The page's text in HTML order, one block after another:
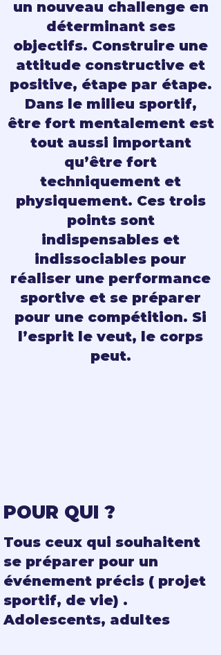
un nouveau challenge en
déterminant ses
objectifs. Construire une
attitude constructive et
positive, étape par étape.
Dans le milieu sportif,
être fort mentalement est
tout aussi important
qu’être fort
techniquement et
physiquement. Ces trois
points sont
indispensables et
indissociables pour
réaliser une performance
sportive et se préparer
pour une compétition. Si
l’esprit le veut, le corps
peut.
POUR QUI ?
Tous ceux qui souhaitent
se préparer pour un
événement précis ( projet
sportif, de vie) .
Adolescents, adultes